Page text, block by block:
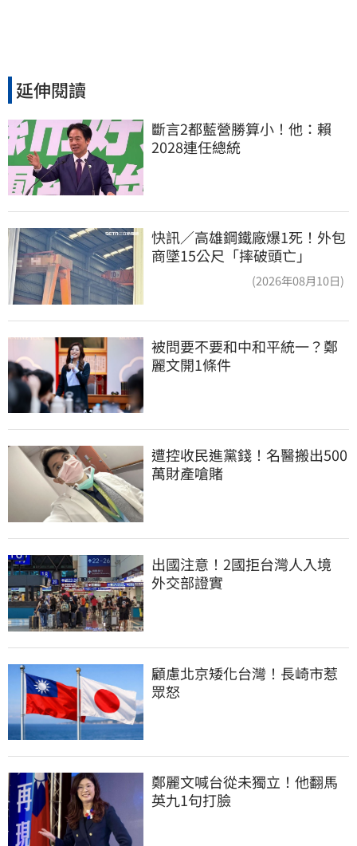
延伸閱讀
斷言2都藍營勝算小！他：賴
2028連任總統
快訊／高雄鋼鐵廠爆1死！外包
商墜15公尺「摔破頭亡」
(2026年08月10日)
被問要不要和中和平統一？鄭
麗文開1條件
遭控收民進黨錢！名醫搬出500
萬財產嗆賭
出國注意！2國拒台灣人入境
外交部證實
顧慮北京矮化台灣！長崎市惹
眾怒
鄭麗文喊台從未獨立！他翻馬
英九1句打臉